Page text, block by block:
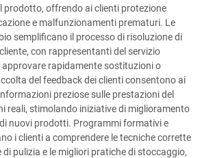
prodotto, offrendo ai clienti protezione
e malfunzionamenti prematuri. Le
semplificano il processo di risoluzione di
con rappresentanti del servizio
rapidamente sostituzioni o
del feedback dei clienti consentono ai
preziose sulle prestazioni del
reali, stimolando iniziative di miglioramento
nuovi prodotti. Programmi formativi e
i clienti a comprendere le tecniche corrette
pulizia e le migliori pratiche di stoccaggio,